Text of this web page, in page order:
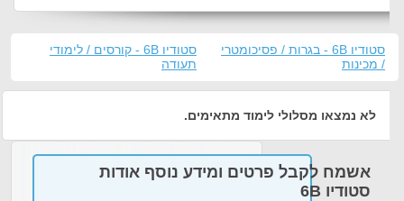
סטודיו 6B - בגרות / פסיכומטרי
/ מכינות
סטודיו 6B - קורסים / לימודי
תעודה
לא נמצאו מסלולי לימוד מתאימים.
אשמח לקבל פרטים ומידע נוסף אודות
סטודיו 6B